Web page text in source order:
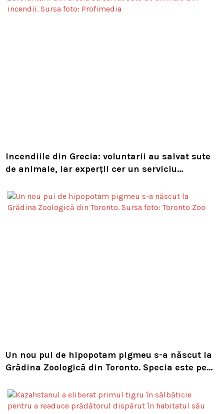
Incendiile din Grecia: voluntarii au salvat sute
de animale, iar experții cer un serviciu
Un nou pui de hipopotam pigmeu s-a născut la
Grădina Zoologică din Toronto. Specia este pe